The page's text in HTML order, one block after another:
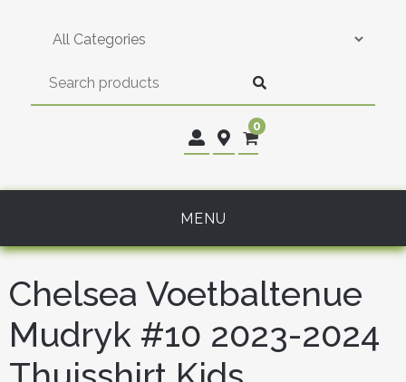
0
MENU
Chelsea Voetbaltenue
Mudryk #10 2023-2024